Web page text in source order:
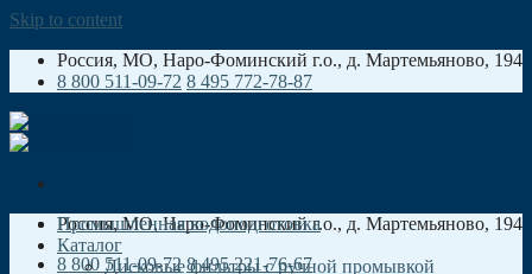
Skip to content
Россия, МO, Наро-Фоминский г.о., д. Мартемьяново, 194
8 800 511-09-72 8 495 772-78-87
Россия, МO, Наро-Фоминский г.о., д. Мартемьяново, 194
8 800 511-09-72 8 495 221-76-67
Промышленная водоподготовка
Каталог
Дисковые фильтры с ручной промывкой